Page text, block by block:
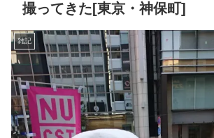
撮ってきた[東京・神保町]
雑記